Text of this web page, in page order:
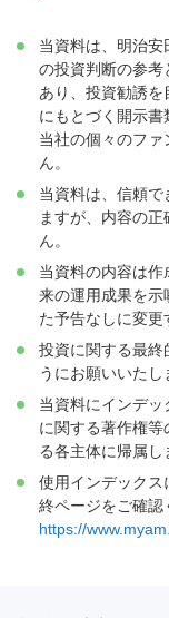
当資料は、明治安
の投資判断の参考
あり、投資勧誘を
にもとづく開示
当社の個々のフ
ん。
当資料は、信頼
ますが、内容の
ん。
当資料の内容は
来の運用成果を示
た予告なしに変更
投資に関する最終
うにお願いいたし
当資料にインデ
に関する著作権
る各主体に帰属し
使用インデックス
終ページをご確認
https://